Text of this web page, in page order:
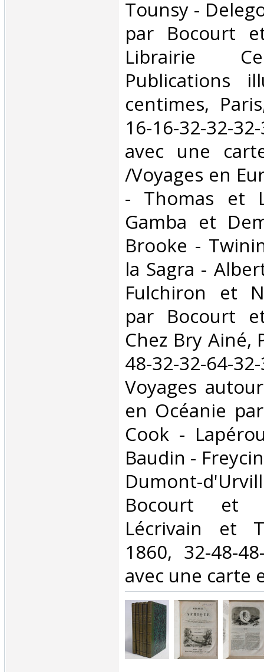
Tounsy -
par Bocourt
Librairie
Publications
centimes,
16-16-32-32-
avec une
/Voyages en
- Thomas et
Gamba et
Brooke -
la Sagra -
Fulchiron et
par Bocourt
Chez Bry Ainé,
48-32-32-64-
Voyages
en Océanie
Cook -
Baudin -
Dumont-
Bocourt et
Lécrivain et
1860, 32-48-
avec une carte